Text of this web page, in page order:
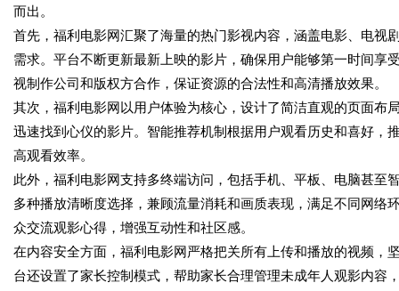
而出。
首先，福利电影网汇聚了海量的热门影视内容，涵盖电影、电视
需求。平台不断更新最新上映的影片，确保用户能够第一时间
视制作公司和版权方合作，保证资源的合法性和高清播放效果。
其次，福利电影网以用户体验为核心，设计了简洁直观的页面布
迅速找到心仪的影片。智能推荐机制根据用户观看历史和喜好，
高观看效率。
此外，福利电影网支持多终端访问，包括手机、平板、电脑甚
多种播放清晰度选择，兼顾流量消耗和画质表现，满足不同网
众交流观影心得，增强互动性和社区感。
在内容安全方面，福利电影网严格把关所有上传和播放的视频，
台还设置了家长控制模式，帮助家长合理管理未成年人观影内容